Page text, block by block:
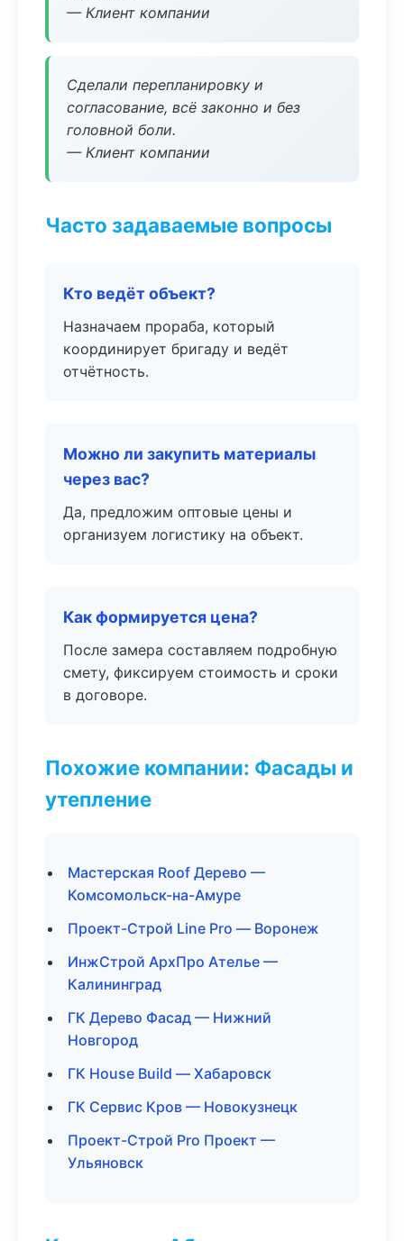
— Клиент компании
Сделали перепланировку и
согласование, всё законно и без
головной боли.
— Клиент компании
Часто задаваемые вопросы
Кто ведёт объект?
Назначаем прораба, который
координирует бригаду и ведёт
отчётность.
Можно ли закупить материалы
через вас?
Да, предложим оптовые цены и
организуем логистику на объект.
Как формируется цена?
После замера составляем подробную
смету, фиксируем стоимость и сроки
в договоре.
Похожие компании: Фасады и
утепление
Мастерская Roof Дерево —
Комсомольск-на-Амуре
Проект-Строй Line Pro — Воронеж
ИнжСтрой АрхПро Ателье —
Калининград
ГК Дерево Фасад — Нижний
Новгород
ГК House Build — Хабаровск
ГК Сервис Кров — Новокузнецк
Проект-Строй Pro Проект —
Ульяновск